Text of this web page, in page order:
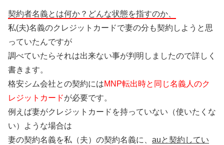
契約者名義とは何か？どんな状態を指すのか、
私(夫)名義のクレジットカードで妻の分も契約しようと思
っていたんですが
調べていたらそれは出来ない事が判明しましたので詳しく
書きます。
格安シム会社との契約にはMNP転出時と同じ名義人のク
レジットカードが必要です。
例えば妻がクレジットカードを持っていない（使いたくな
い）ような場合は
妻の契約名義を私（夫）の契約名義に、 auと契約してい